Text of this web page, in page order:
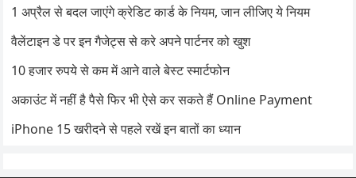
1 अप्रैल से बदल जाएंगे क्रेडिट कार्ड के नियम, जान लीजिए ये नियम
वैलेंटाइन डे पर इन गैजेट्स से करे अपने पार्टनर को खुश
10 हजार रुपये से कम में आने वाले बेस्ट स्मार्टफोन
अकाउंट में नहीं है पैसे फिर भी ऐसे कर सकते हैं Online Payment
iPhone 15 खरीदने से पहले रखें इन बातों का ध्यान